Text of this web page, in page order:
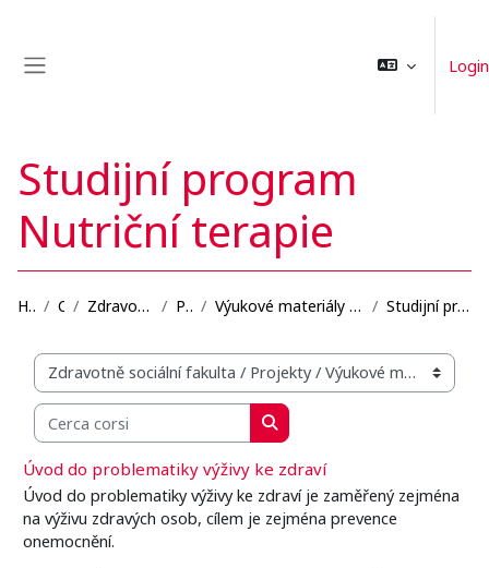
Login
Studijní program
Nutriční terapie
Home Corsi Zdravotně sociální fakulta Projekty Výukové materiály se zaměřením na blended learning... Studijní program Nutriční terapie
Categorie di corso
Cerca corsi
Cerca corsi
Úvod do problematiky výživy ke zdraví
Úvod do problematiky výživy ke zdraví je zaměřený zejména
na výživu zdravých osob, cílem je zejména prevence
onemocnění.